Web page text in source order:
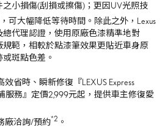
小損傷(刮損或擦傷)；更因UV光照技
，可大幅降低等待時間。除此之外，Lexus
代理認證，使用原廠色漆精準地對
範，相較於點漆筆效果更貼近車身原
斑點色差。
省時、瞬新修復『LEXUS Express
服務』定價2,999元起，提供車主修復愛
廠洽詢/預約*2 。